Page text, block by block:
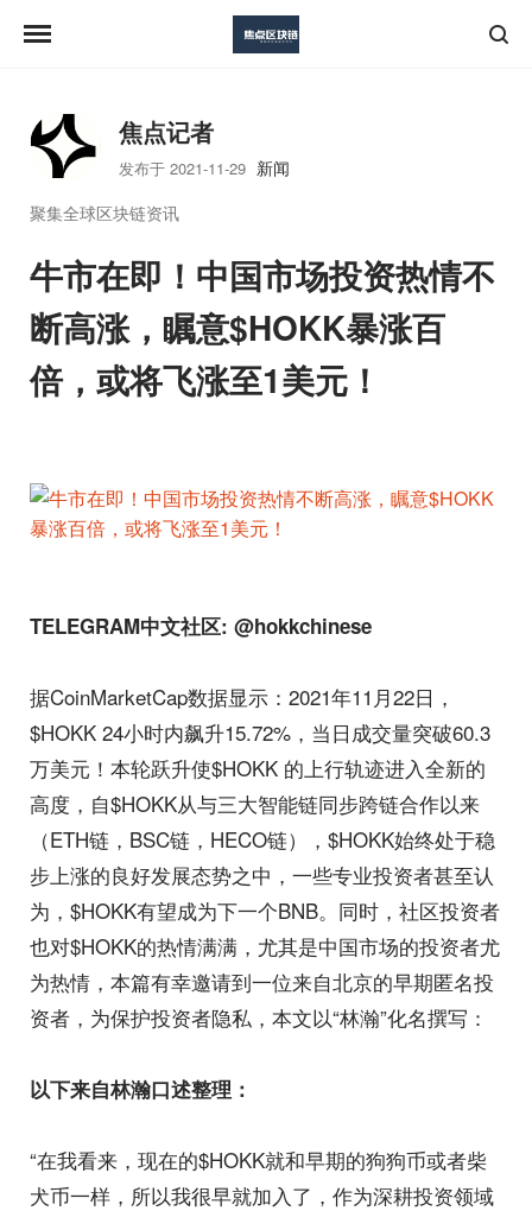
焦点记者
发布于 2021-11-29 新闻
聚集全球区块链资讯
牛市在即！中国市场投资热情不
断高涨，瞩意$HOKK暴涨百
倍，或将飞涨至1美元！
TELEGRAM中文社区: @hokkchinese
据CoinMarketCap数据显示：2021年11月22日，
$HOKK 24小时内飙升15.72%，当日成交量突破60.3
万美元！本轮跃升使$HOKK 的上行轨迹进入全新的
高度，自$HOKK从与三大智能链同步跨链合作以来
（ETH链，BSC链，HECO链），$HOKK始终处于稳
步上涨的良好发展态势之中，一些专业投资者甚至认
为，$HOKK有望成为下一个BNB。同时，社区投资者
也对$HOKK的热情满满，尤其是中国市场的投资者尤
为热情，本篇有幸邀请到一位来自北京的早期匿名投
资者，为保护投资者隐私，本文以“林瀚”化名撰写：
以下来自林瀚口述整理：
“在我看来，现在的$HOKK就和早期的狗狗币或者柴
犬币一样，所以我很早就加入了，作为深耕投资领域